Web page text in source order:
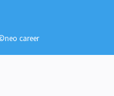
career